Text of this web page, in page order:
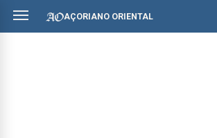
AÇORIANO ORIENTAL